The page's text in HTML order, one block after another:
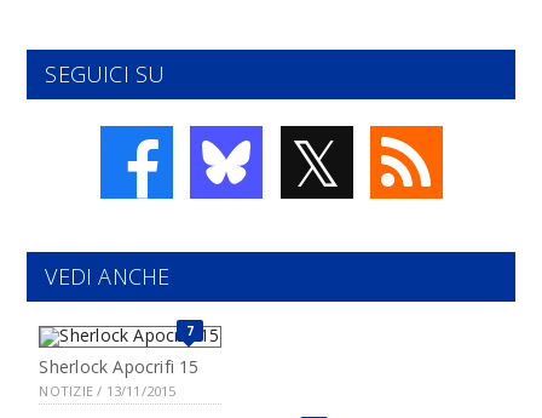
SEGUICI SU
𝕏
VEDI ANCHE
7
Sherlock Apocrifi 15
NOTIZIE / 13/11/2015